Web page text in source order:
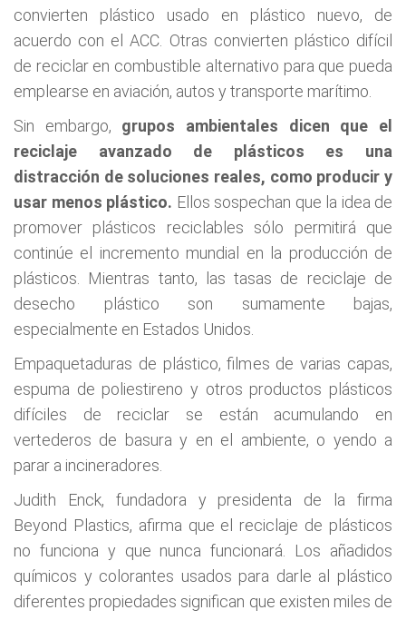
convierten plástico usado en plástico nuevo, de
acuerdo con el ACC. Otras convierten plástico difícil
de reciclar en combustible alternativo para que pueda
emplearse en aviación, autos y transporte marítimo.
Sin embargo, grupos ambientales dicen que el
reciclaje avanzado de plásticos es una
distracción de soluciones reales, como producir y
usar menos plástico. Ellos sospechan que la idea de
promover plásticos reciclables sólo permitirá que
continúe el incremento mundial en la producción de
plásticos. Mientras tanto, las tasas de reciclaje de
desecho plástico son sumamente bajas,
especialmente en Estados Unidos.
Empaquetaduras de plástico, filmes de varias capas,
espuma de poliestireno y otros productos plásticos
difíciles de reciclar se están acumulando en
vertederos de basura y en el ambiente, o yendo a
parar a incineradores.
Judith Enck, fundadora y presidenta de la firma
Beyond Plastics, afirma que el reciclaje de plásticos
no funciona y que nunca funcionará. Los añadidos
químicos y colorantes usados para darle al plástico
diferentes propiedades significan que existen miles de